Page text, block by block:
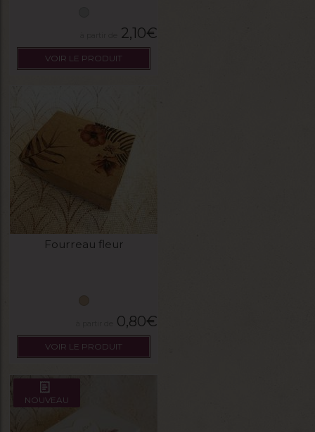
2,10€
VOIR LE PRODUIT
Fourreau fleur
0,80€
VOIR LE PRODUIT
NOUVEAU